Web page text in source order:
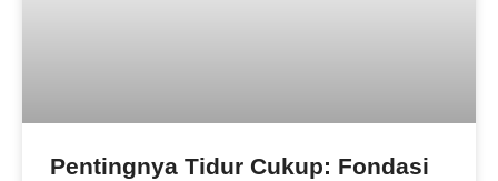
Pentingnya Tidur Cukup: Fondasi